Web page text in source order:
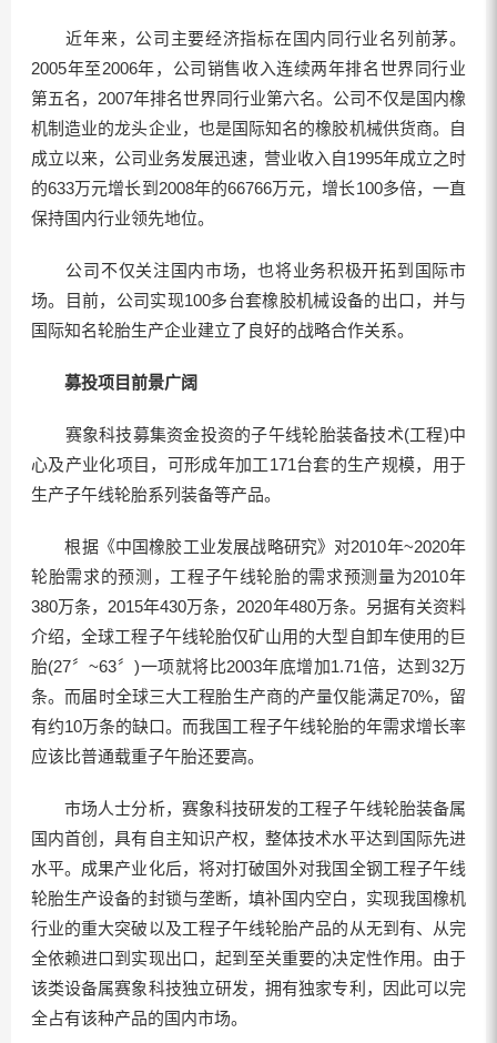
近年来，公司主要经济指标在国内同行业名列前茅。
2005年至2006年，公司销售收入连续两年排名世界同行业
第五名，2007年排名世界同行业第六名。公司不仅是国内橡
机制造业的龙头企业，也是国际知名的橡胶机械供货商。自
成立以来，公司业务发展迅速，营业收入自1995年成立之时
的633万元增长到2008年的66766万元，增长100多倍，一直
保持国内行业领先地位。
公司不仅关注国内市场，也将业务积极开拓到国际市
场。目前，公司实现100多台套橡胶机械设备的出口，并与
国际知名轮胎生产企业建立了良好的战略合作关系。
募投项目前景广阔
赛象科技募集资金投资的子午线轮胎装备技术(工程)中
心及产业化项目，可形成年加工171台套的生产规模，用于
生产子午线轮胎系列装备等产品。
根据《中国橡胶工业发展战略研究》对2010年~2020年
轮胎需求的预测，工程子午线轮胎的需求预测量为2010年
380万条，2015年430万条，2020年480万条。另据有关资料
介绍，全球工程子午线轮胎仅矿山用的大型自卸车使用的巨
胎(27〞~63〞)一项就将比2003年底增加1.71倍，达到32万
条。而届时全球三大工程胎生产商的产量仅能满足70%，留
有约10万条的缺口。而我国工程子午线轮胎的年需求增长率
应该比普通载重子午胎还要高。
市场人士分析，赛象科技研发的工程子午线轮胎装备属
国内首创，具有自主知识产权，整体技术水平达到国际先进
水平。成果产业化后，将对打破国外对我国全钢工程子午线
轮胎生产设备的封锁与垄断，填补国内空白，实现我国橡机
行业的重大突破以及工程子午线轮胎产品的从无到有、从完
全依赖进口到实现出口，起到至关重要的决定性作用。由于
该类设备属赛象科技独立研发，拥有独家专利，因此可以完
全占有该种产品的国内市场。